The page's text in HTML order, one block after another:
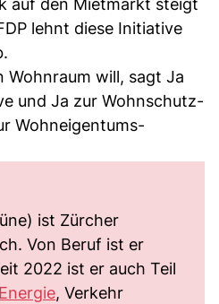
auf den Mietmarkt steigt
lehnt diese Initiative
Wohnraum will, sagt Ja
und Ja zur Wohnschutz-
Wohneigentums-
ist Zürcher
Von Beruf ist er
2022 ist er auch Teil
Energie, Verkehr